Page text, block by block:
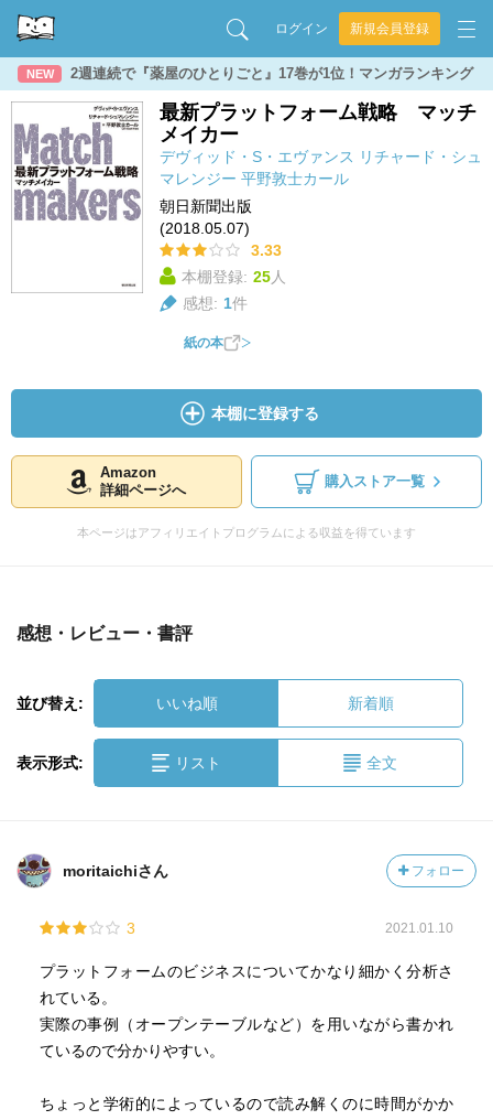
ログイン 新規会員登録
NEW 2週連続で『薬屋のひとりごと』17巻が1位！マンガランキング
最新プラットフォーム戦略 マッチ
メイカー
デヴィッド・S・エヴァンス リチャード・シュ
マレンジー 平野敦士カール
朝日新聞出版
(2018.05.07)
3.33
本棚登録: 25人
感想: 1件
紙の本
本棚に登録する
Amazon
詳細ページへ
購入ストア一覧
本ページはアフィリエイトプログラムによる収益を得ています
感想・レビュー・書評
並び替え: いいね順 新着順
表示形式: リスト 全文
moritaichiさん フォロー
3 2021.01.10
プラットフォームのビジネスについてかなり細かく分析さ
れている。
実際の事例（オープンテーブルなど）を用いながら書かれ
ているので分かりやすい。
ちょっと学術的によっているので読み解くのに時間がかか